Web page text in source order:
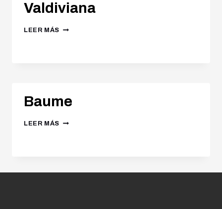
Valdiviana
LEER MÁS
Baume
LEER MÁS